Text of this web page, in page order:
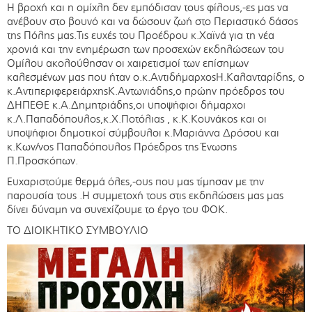
Η βροχή και η ομίχλη δεν εμπόδισαν τους φίλους,-ες μας να
ανέβουν στο βουνό και να δώσουν ζωή στο Περιαστικό δάσος
της Πόλης μας.Τις ευχές του Προέδρου κ.Χαϊνά για τη νέα
χρονιά και την ενημέρωση των προσεχών εκδηλώσεων του
Ομίλου ακολούθησαν οι χαιρετισμοί των επίσημων
καλεσμένων μας που ήταν ο.κ.ΑντιδήμαρχοςΗ.Καλανταρίδης, ο
κ.ΑντιπεριφερειάρχηςΚ.Αντωνιάδης,ο πρώην πρόεδρος του
ΔΗΠΕΘΕ κ.Α.Δημητριάδης,οι υποψήφιοι δήμαρχοι
κ.Λ.Παπαδόπουλος,κ.Χ.Ποτόλιας , κ.Κ.Κουνάκος και οι
υποψήφιοι δημοτικοί σύμβουλοι κ.Μαριάννα Δρόσου και
κ.Κων/νος Παπαδόπουλος Πρόεδρος της Ένωσης
Π.Προσκόπων.
Ευχαριστούμε θερμά όλες,-ους που μας τίμησαν με την
παρουσία τους .Η συμμετοχή τους στις εκδηλώσεις μας μας
δίνει δύναμη να συνεχίζουμε το έργο του ΦΟΚ.
ΤΟ ΔΙΟΙΚΗΤΙΚΟ ΣΥΜΒΟΥΛΙΟ